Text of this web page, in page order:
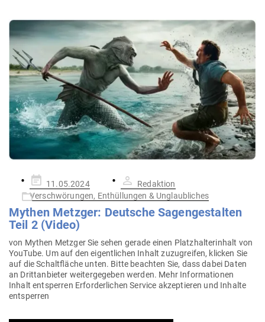
Gepostet
am
11.05.2024
Redaktion
Verschwörungen, Enthüllungen & Unglaubliches
Mythen Metzger: Deutsche Sagen­ge­stalten
Teil 2 (Video)
von Mythen Metzger Sie sehen gerade einen Platz­hal­ter­inhalt von
YouTube. Um auf den eigent­lichen Inhalt zuzu­greifen, klicken Sie
auf die Schalt­fläche unten. Bitte beachten Sie, dass dabei Daten
an Dritt­an­bieter wei­ter­ge­geben werden. Mehr Infor­ma­tionen
Inhalt ent­sperren Erfor­der­lichen Service akzep­tieren und Inhalte
entsperren